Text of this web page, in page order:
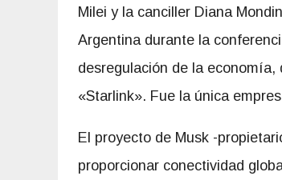
Milei y la canciller Diana
Argentina durante la
desregulación de la
«Starlink». Fue la única
El proyecto de Musk -
proporcionar conectividad